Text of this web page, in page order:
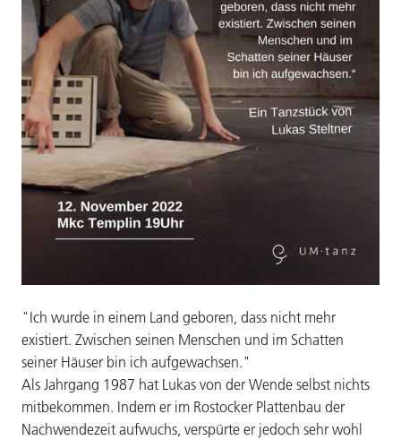
"Ich wurde in einem Land geboren, dass nicht mehr
existiert. Zwischen seinen Menschen und im Schatten
seiner Häuser bin ich aufgewachsen."
Als Jahrgang 1987 hat Lukas von der Wende selbst nichts
mitbekommen. Indem er im Rostocker Plattenbau der
Nachwendezeit aufwuchs, verspürte er jedoch sehr wohl